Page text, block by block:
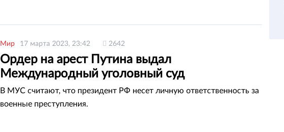
Мир 17 марта 2023, 23:42 2642
Ордер на арест Путина выдал
Международный уголовный суд
В МУС считают, что президент РФ несет личную ответственность за
военные преступления.